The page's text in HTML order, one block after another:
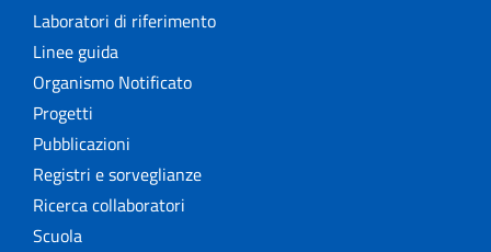
Laboratori di riferimento
Linee guida
Organismo Notificato
Progetti
Pubblicazioni
Registri e sorveglianze
Ricerca collaboratori
Scuola